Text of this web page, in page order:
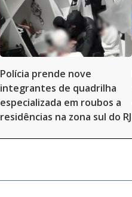
Polícia prende nove
integrantes de quadrilha
especializada em roubos a
residências na zona sul do RJ